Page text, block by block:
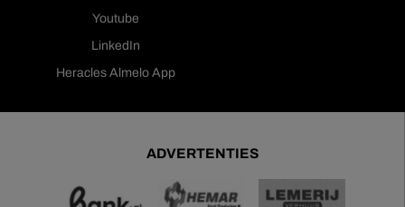
Youtube
LinkedIn
Heracles Almelo App
ADVERTENTIES